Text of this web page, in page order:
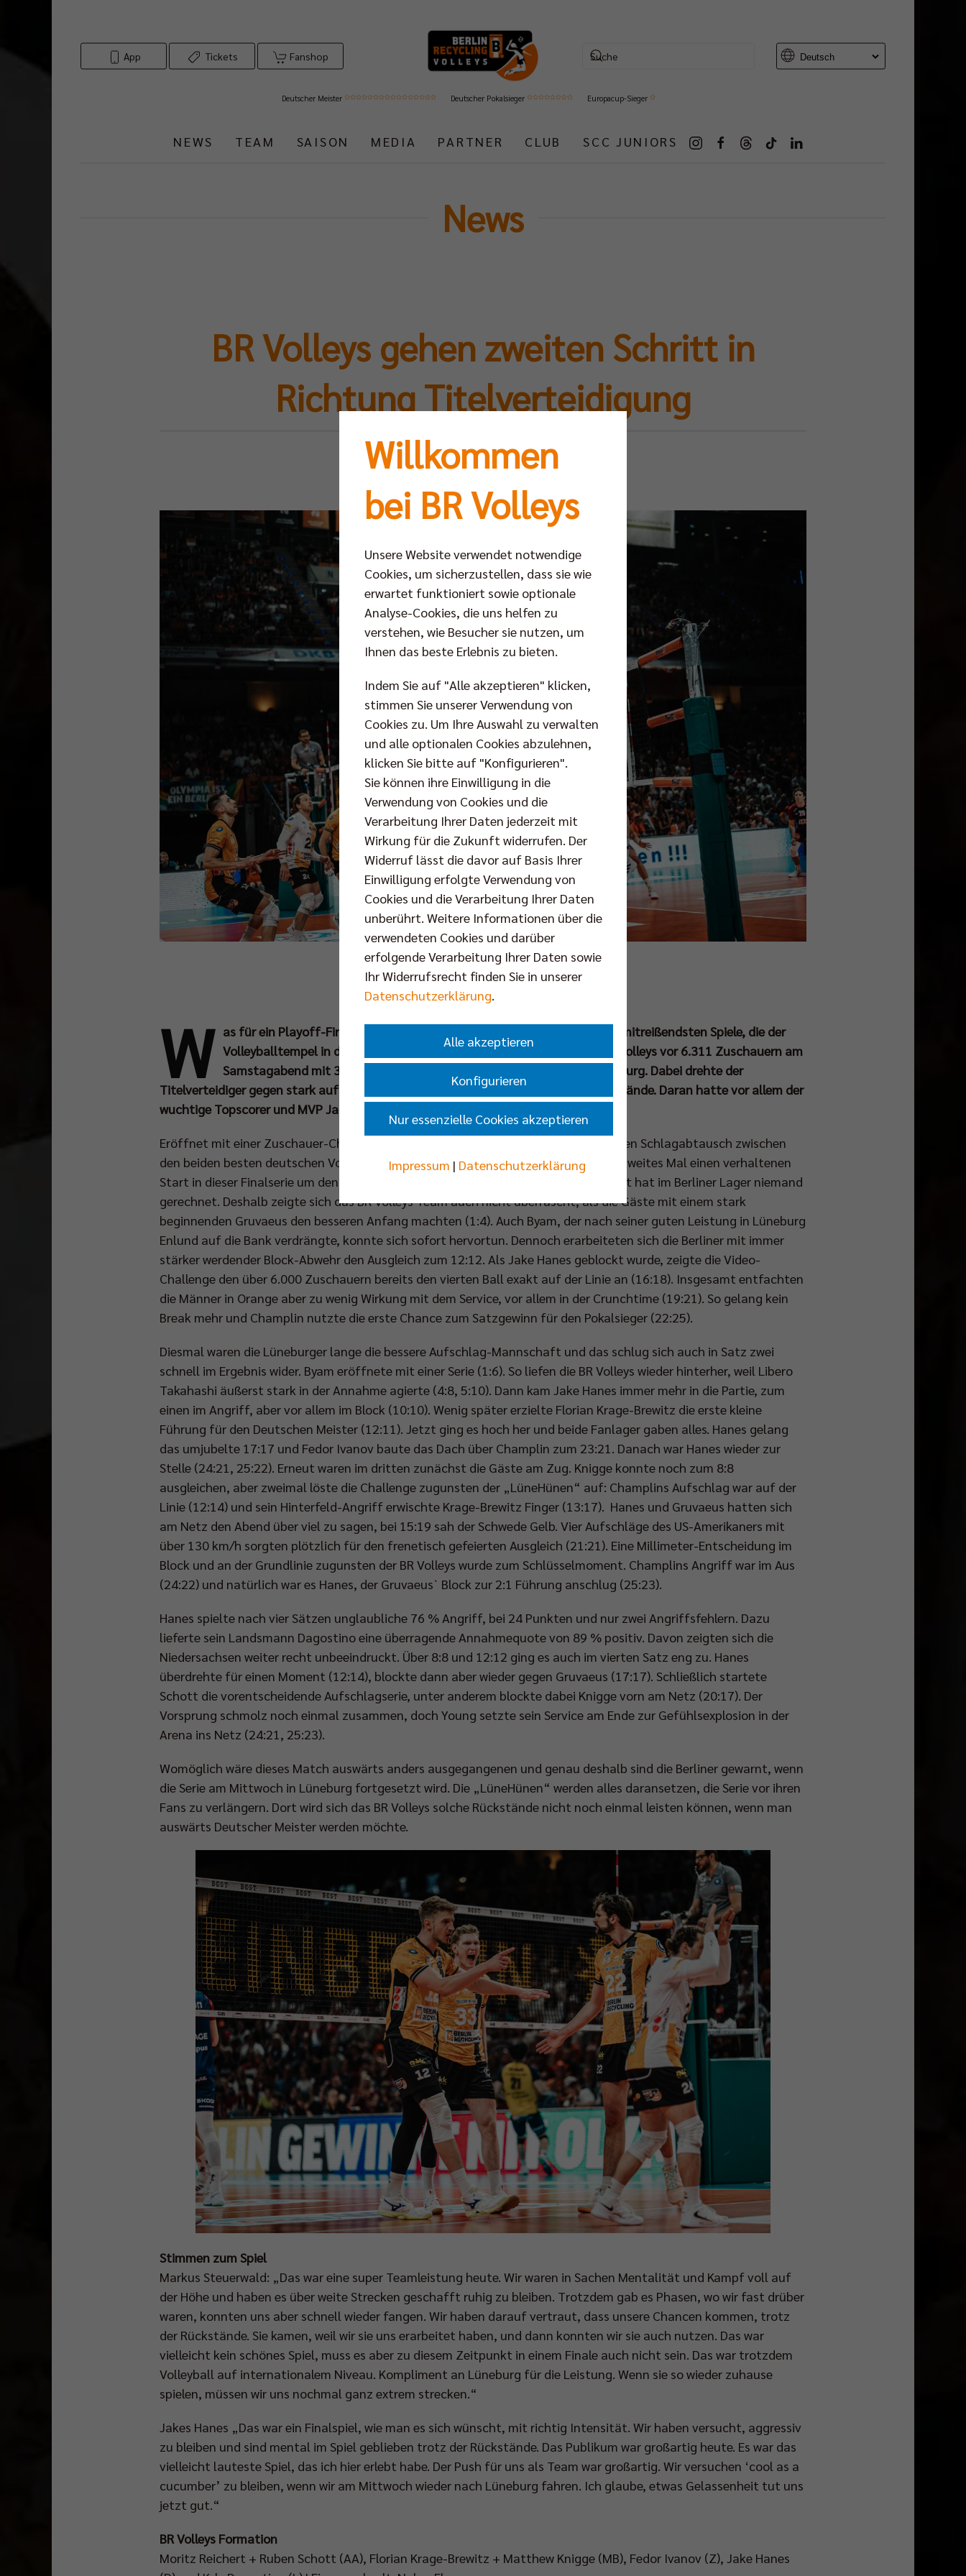
App Tickets Fanshop
Deutscher Meister Deutscher Pokalsieger Europacup-Sieger
NEWS TEAM SAISON MEDIA PARTNER CLUB SCC JUNIORS
News
BR Volleys gehen zweiten Schritt in
Richtung Titelverteidigung
Sa 02.05.2026
Fotos: kevin Mattig
W as für ein Playoff-Finalabend in der Max-Schmeling-Halle! In einem der mitreißendsten Spiele, die der
Volleyballtempel in der jüngeren Vergangenheit erlebte, siegten die BR Volleys vor 6.311 Zuschauern am
Samstagabend mit 3:1 (22:25, 25:22, 25:23, 25:23) gegen die SVG Lüneburg. Dabei drehte der
Titelverteidiger gegen stark aufspielende Gäste aus Niedersachsen mehrere Rückstände. Daran hatte vor allem der
wuchtige Topscorer und MVP Jake Hanes seine Aktien.
Eröffnet mit einer Zuschauer-Chorografie war alles bereitet für den nächsten großen Schlagabtausch zwischen
den beiden besten deutschen Volleyballmannschaften. Dass die SVG Lüneburg ein zweites Mal einen verhaltenen
Start in dieser Finalserie um den wichtigsten Titel der Saison erwischen würde, damit hat im Berliner Lager niemand
gerechnet. Deshalb zeigte sich das BR Volleys Team auch nicht überrascht, als die Gäste mit einem stark
beginnenden Gruvaeus den besseren Anfang machten (1:4). Auch Byam, der nach seiner guten Leistung in Lüneburg
Enlund auf die Bank verdrängte, konnte sich sofort hervortun. Dennoch erarbeiteten sich die Berliner mit immer
stärker werdender Block-Abwehr den Ausgleich zum 12:12. Als Jake Hanes geblockt wurde, zeigte die Video-
Challenge den über 6.000 Zuschauern bereits den vierten Ball exakt auf der Linie an (16:18). Insgesamt entfachten
die Männer in Orange aber zu wenig Wirkung mit dem Service, vor allem in der Crunchtime (19:21). So gelang kein
Break mehr und Champlin nutzte die erste Chance zum Satzgewinn für den Pokalsieger (22:25).
Diesmal waren die Lüneburger lange die bessere Aufschlag-Mannschaft und das schlug sich auch in Satz zwei
schnell im Ergebnis wider. Byam eröffnete mit einer Serie (1:6). So liefen die BR Volleys wieder hinterher, weil Libero
Takahashi äußerst stark in der Annahme agierte (4:8, 5:10). Dann kam Jake Hanes immer mehr in die Partie, zum
einen im Angriff, aber vor allem im Block (10:10). Wenig später erzielte Florian Krage-Brewitz die erste kleine
Führung für den Deutschen Meister (12:11). Jetzt ging es hoch her und beide Fanlager gaben alles. Hanes gelang
das umjubelte 17:17 und Fedor Ivanov baute das Dach über Champlin zum 23:21. Danach war Hanes wieder zur
Stelle (24:21, 25:22). Erneut waren im dritten zunächst die Gäste am Zug. Knigge konnte noch zum 8:8
ausgleichen, aber zweimal löste die Challenge zugunsten der „LüneHünen“ auf: Champlins Aufschlag war auf der
Linie (12:14) und sein Hinterfeld-Angriff erwischte Krage-Brewitz Finger (13:17). Hanes und Gruvaeus hatten sich
am Netz den Abend über viel zu sagen, bei 15:19 sah der Schwede Gelb. Vier Aufschläge des US-Amerikaners mit
über 130 km/h sorgten plötzlich für den frenetisch gefeierten Ausgleich (21:21). Eine Millimeter-Entscheidung im
Block und an der Grundlinie zugunsten der BR Volleys wurde zum Schlüsselmoment. Champlins Angriff war im Aus
(24:22) und natürlich war es Hanes, der Gruvaeus` Block zur 2:1 Führung anschlug (25:23).
Hanes spielte nach vier Sätzen unglaubliche 76 % Angriff, bei 24 Punkten und nur zwei Angriffsfehlern. Dazu
lieferte sein Landsmann Dagostino eine überragende Annahmequote von 89 % positiv. Davon zeigten sich die
Niedersachsen weiter recht unbeeindruckt. Über 8:8 und 12:12 ging es auch im vierten Satz eng zu. Hanes
überdrehte für einen Moment (12:14), blockte dann aber wieder gegen Gruvaeus (17:17). Schließlich startete
Schott die vorentscheidende Aufschlagserie, unter anderem blockte dabei Knigge vorn am Netz (20:17). Der
Vorsprung schmolz noch einmal zusammen, doch Young setzte sein Service am Ende zur Gefühlsexplosion in der
Arena ins Netz (24:21, 25:23).
Womöglich wäre dieses Match auswärts anders ausgegangenen und genau deshalb sind die Berliner gewarnt, wenn
die Serie am Mittwoch in Lüneburg fortgesetzt wird. Die „LüneHünen“ werden alles daransetzen, die Serie vor ihren
Fans zu verlängern. Dort wird sich das BR Volleys solche Rückstände nicht noch einmal leisten können, wenn man
auswärts Deutscher Meister werden möchte.
Stimmen zum Spiel
Markus Steuerwald: „Das war eine super Teamleistung heute. Wir waren in Sachen Mentalität und Kampf voll auf
der Höhe und haben es über weite Strecken geschafft ruhig zu bleiben. Trotzdem gab es Phasen, wo wir fast drüber
waren, konnten uns aber schnell wieder fangen. Wir haben darauf vertraut, dass unsere Chancen kommen, trotz
der Rückstände. Sie kamen, weil wir sie uns erarbeitet haben, und dann konnten wir sie auch nutzen. Das war
vielleicht kein schönes Spiel, muss es aber zu diesem Zeitpunkt in einem Finale auch nicht sein. Das war trotzdem
Volleyball auf internationalem Niveau. Kompliment an Lüneburg für die Leistung. Wenn sie so wieder zuhause
spielen, müssen wir uns nochmal ganz extrem strecken.“
Jakes Hanes „Das war ein Finalspiel, wie man es sich wünscht, mit richtig Intensität. Wir haben versucht, aggressiv
zu bleiben und sind mental im Spiel geblieben trotz der Rückstände. Das Publikum war großartig heute. Es war das
vielleicht lauteste Spiel, das ich hier erlebt habe. Der Push für uns als Team war großartig. Wir versuchen ‘cool as a
cucumber’ zu bleiben, wenn wir am Mittwoch wieder nach Lüneburg fahren. Ich glaube, etwas Gelassenheit tut uns
jetzt gut.“
BR Volleys Formation
Moritz Reichert + Ruben Schott (AA), Florian Krage-Brewitz + Matthew Knigge (MB), Fedor Ivanov (Z), Jake Hanes
Willkommen
bei BR Volleys
Unsere Website verwendet notwendige
Cookies, um sicherzustellen, dass sie wie
erwartet funktioniert sowie optionale
Analyse-Cookies, die uns helfen zu
verstehen, wie Besucher sie nutzen, um
Ihnen das beste Erlebnis zu bieten.
Indem Sie auf "Alle akzeptieren" klicken,
stimmen Sie unserer Verwendung von
Cookies zu. Um Ihre Auswahl zu verwalten
und alle optionalen Cookies abzulehnen,
klicken Sie bitte auf "Konfigurieren".
Sie können ihre Einwilligung in die
Verwendung von Cookies und die
Verarbeitung Ihrer Daten jederzeit mit
Wirkung für die Zukunft widerrufen. Der
Widerruf lässt die davor auf Basis Ihrer
Einwilligung erfolgte Verwendung von
Cookies und die Verarbeitung Ihrer Daten
unberührt. Weitere Informationen über die
verwendeten Cookies und darüber
erfolgende Verarbeitung Ihrer Daten sowie
Ihr Widerrufsrecht finden Sie in unserer
Datenschutzerklärung.
Alle akzeptieren
Konfigurieren
Nur essenzielle Cookies akzeptieren
Impressum | Datenschutzerklärung